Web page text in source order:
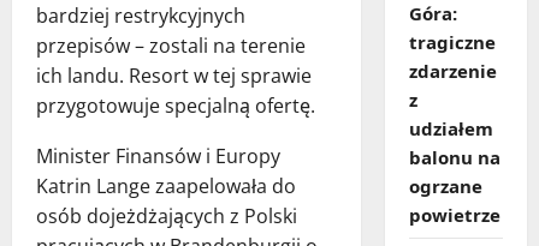
bardziej restrykcyjnych
przepisów – zostali na terenie
ich landu. Resort w tej sprawie
przygotowuje specjalną ofertę.
Minister Finansów i Europy
Katrin Lange zaapelowała do
osób dojeżdżających z Polski
Góra:
tragiczne
zdarzenie
z
udziałem
balonu na
ogrzane
powietrze